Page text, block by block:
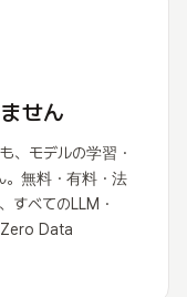
せん
、モデルの学習・
。無料・有料・法
すべてのLLM・
Zero Data